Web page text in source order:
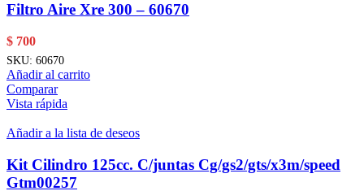
Filtro Aire Xre 300 – 60670
$ 700
SKU: 60670
Añadir al carrito
Comparar
Vista rápida
Añadir a la lista de deseos
Kit Cilindro 125cc. C/juntas Cg/gs2/gts/x3m/speed
Gtm00257